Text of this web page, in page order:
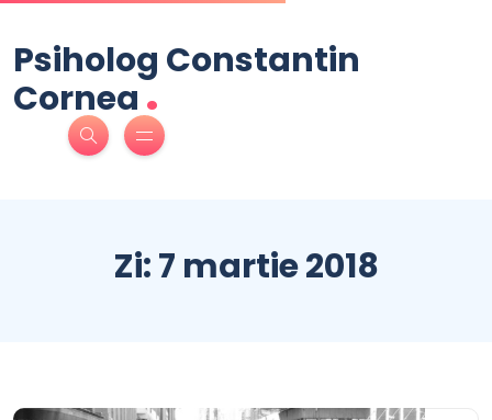
Psiholog Constantin
Cornea.
Zi:7 martie 2018